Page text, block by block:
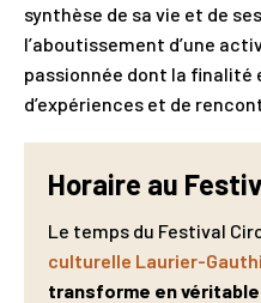
synthèse de sa vie et de
l’aboutissement d’une
passionnée dont la finalité
d’expériences et de
Horaire au
Le temps du Festival
culturelle Laurier-
transforme en véritable